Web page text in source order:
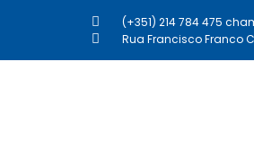
(+351) 214 784 475
Rua Francisco Franco